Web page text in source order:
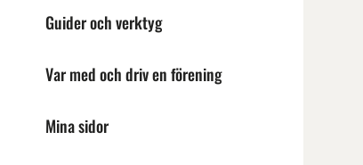
Guider och verktyg
Var med och driv en förening
Mina sidor